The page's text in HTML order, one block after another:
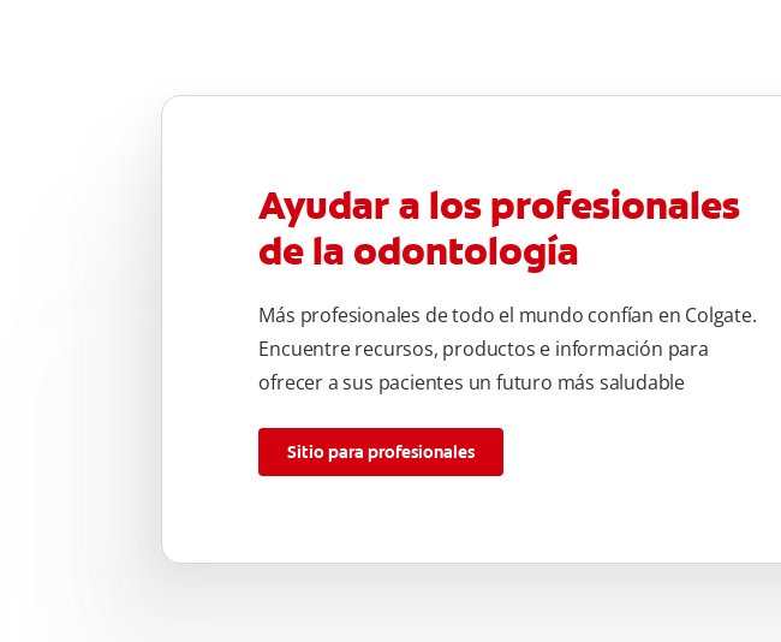
Ayudar a los profesionales
de la odontología
Más profesionales de todo el mundo confían en Colgate.
Encuentre recursos, productos e información para
ofrecer a sus pacientes un futuro más saludable
Sitio para profesionales